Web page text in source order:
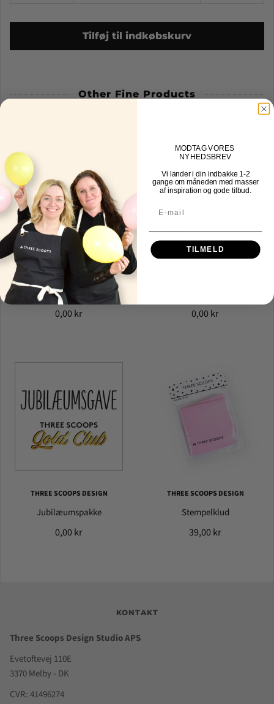
Tilføj til indkøbskurv
Other Fine Products
THREE SCOOPS DESIGN
Surprisepakke
0,00 kr 0,00 kr
THREE SCOOPS DESIGN
Jubilæumspakke
0,00 kr
THREE SCOOPS DESIGN
Stempelklud
39,00 kr
KONTAKT
Three Scoops Design Studio APS
Evetoftevej 110E
3370 Melby - DK
CVR: 41496274
MODTAG VORES
NYHEDSBREV
Vi lander i din indbakke 1-2
gange om måneden med masser
af inspiration og gode tilbud.
TILMELD